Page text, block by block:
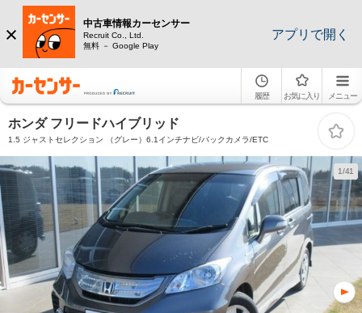
中古車情報カーセンサー
Recruit Co., Ltd.
無料 － Google Play
アプリで開く
履歴 お気に入り メニュー
ホンダ フリードハイブリッド
1.5 ジャストセレクション （グレー）6.1インチナビ/バックカメラ/ETC
1/41